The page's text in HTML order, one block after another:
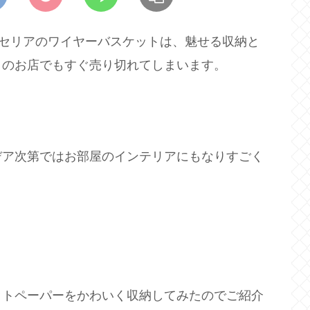
リアのワイヤーバスケットは、魅せる収納と
お店でもすぐ売り切れてしまいます。
次第ではお部屋のインテリアにもなりすごく
ペーパーをかわいく収納してみたのでご紹介